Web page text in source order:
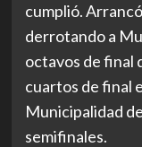
cumplió.
derrotando a
octavos de final
cuartos de final
Municipalidad
semifinales.